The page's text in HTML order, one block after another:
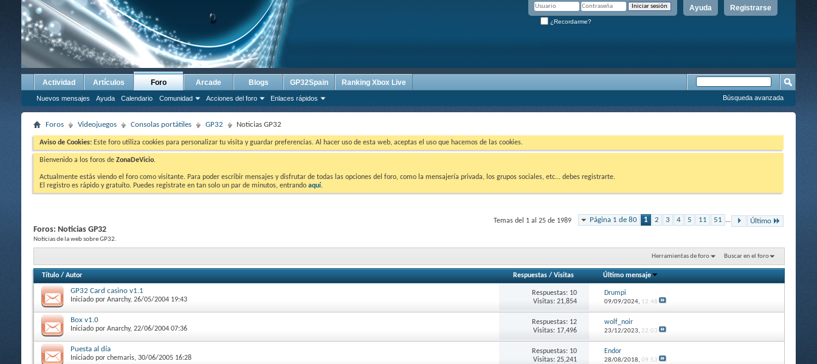
Registrarse
Ayuda
¿Recordarme?
Actividad Artículos Foro
Nuevos mensajes Ayuda Calendario Comunidad Acciones del foro Enlaces rápidos
Arcade Blogs GP32Spain Ranking Xbox Live
Búsqueda avanzada
Foros Videojuegos Consolas portátiles GP32 Noticias GP32
Aviso de Cookies: Este foro utiliza cookies para personalizar tu visita y guardar preferencias. Al hacer uso de esta web, aceptas el uso que hacemos de las cookies.
Bienvenido a los foros de ZonaDeVicio.
Actualmente estás viendo el foro como visitante. Para poder escribir mensajes y disfrutar de todas las opciones del foro, como la mensajería privada, los grupos sociales, etc... debes registrarte.
El registro es rápido y gratuíto. Puedes registrate en tan solo un par de minutos, entrando aquí.
Página 1 de 80 1 2 3 4 5 11 51 ... Último
Temas del 1 al 25 de 1989
Foros: Noticias GP32
Noticias de la web sobre GP32.
Herramientas de foro Buscar en el foro
Título / Autor Respuestas /Visitas Último mensaje
GP32 Card casino v1.1
Iniciado por Anarchy, 26/05/2004 19:43
Respuestas: 10
Visitas: 21,854
Drumpi
09/09/2024, 12:48
Box v1.0
Iniciado por Anarchy, 22/06/2004 07:36
Respuestas: 12
Visitas: 17,496
wolf_noir
23/12/2023, 22:03
Puesta al día
Iniciado por chemaris, 30/06/2005 16:28
Respuestas: 10
Visitas: 25,241
Endor
28/08/2018, 09:53